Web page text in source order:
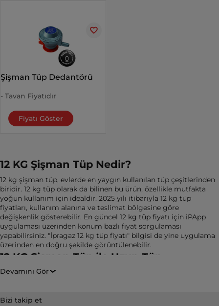
Şişman Tüp Dedantörü
- Tavan Fiyatıdır
Fiyatı Göster
12 KG Şişman Tüp Nedir?
12 kg şişman tüp, evlerde en yaygın kullanılan tüp çeşitlerinden
biridir. 12 kg tüp olarak da bilinen bu ürün, özellikle mutfakta
yoğun kullanım için idealdir. 2025 yılı itibarıyla 12 kg tüp
fiyatları, kullanım alanına ve teslimat bölgesine göre
değişkenlik gösterebilir. En güncel 12 kg tüp fiyatı için iPApp
uygulaması üzerinden konum bazlı fiyat sorgulaması
yapabilirsiniz. "İpragaz 12 kg tüp fiyatı" bilgisi de yine uygulama
üzerinden en doğru şekilde görüntülenebilir.
12 KG Şişman Tüp ile Uzun Tüp
Arasındaki Fark Nedir?
gövdesinin şeklinden kaynaklanır. Şişman tüp daha geniştir, bu
Devamını Gör
Bizi takip et